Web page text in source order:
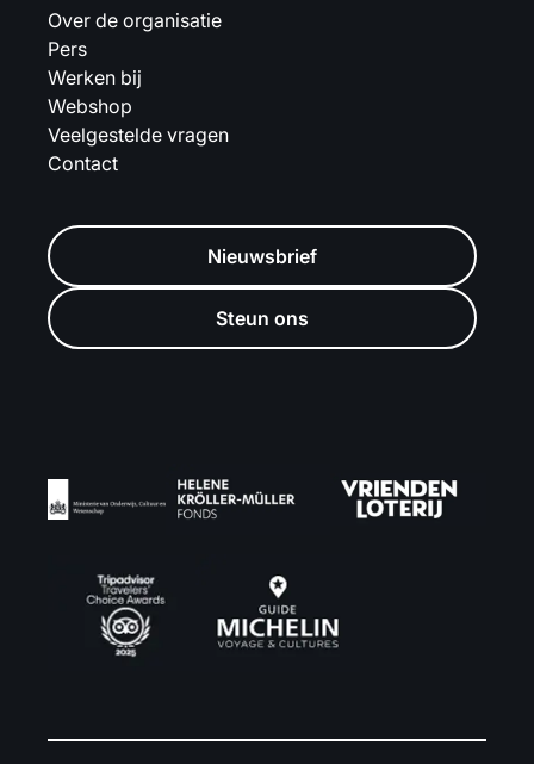
Over de organisatie
Pers
Werken bij
Webshop
Veelgestelde vragen
Contact
Nieuwsbrief
Steun ons